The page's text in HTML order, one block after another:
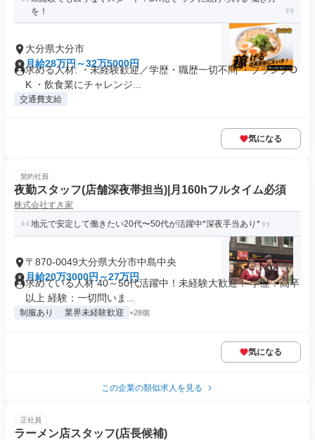
を！
大分県大分市
月給28万円～32万5000円
求める人材: ・未経験歓迎／学歴・職歴一切不問 ・ブランクO
K ・飲食業にチャレンジ...
交通費支給
気になる
契約社員
夜勤スタッフ(店舗深夜帯担当)|月160hフルタイム必須
株式会社すき家
地元で安定して働きたい20代〜50代が活躍中*深夜手当あり*
〒870-0049大分県大分市中島中央
月給20万3000円～27万円
求めている人材 40～50代活躍中！未経験大歓迎！ 学歴：高卒
以上 経験：一切問いま...
制服あり 業界未経験歓迎 +28個
気になる
この企業の類似求人を見る
正社員
ラーメン店スタッフ(店長候補)